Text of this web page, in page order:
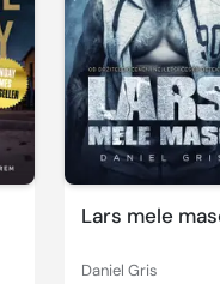
Lars mele
Daniel Gris